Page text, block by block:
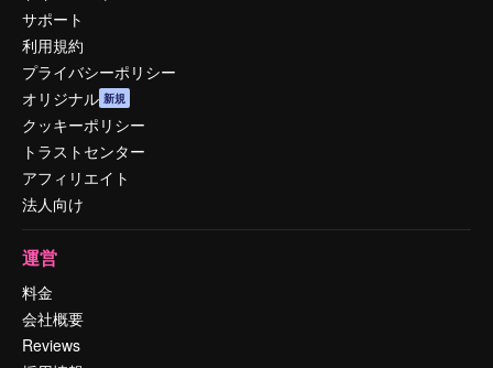
サポート
利用規約
プライバシーポリシー
オリジナル 新規
クッキーポリシー
トラストセンター
アフィリエイト
法人向け
運営
料金
会社概要
Reviews